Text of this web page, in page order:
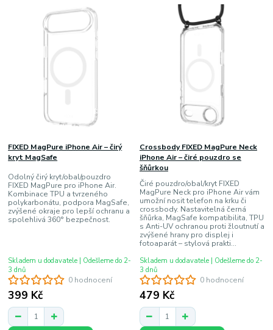
0 hodnocení
FIXED MagPure iPhone Air – čirý
kryt MagSafe
Odolný čirý kryt/obal/pouzdro
FIXED MagPure pro iPhone Air.
Kombinace TPU a tvrzeného
polykarbonátu, podpora MagSafe,
zvýšené okraje pro lepší ochranu a
spolehlivá 360° bezpečnost.
399 Kč
Skladem u dodavatele | Odešleme do 2-
3 dnů
0 hodnocení
Crossbody FIXED MagPure Neck
iPhone Air – čiré pouzdro se
šňůrkou
Čiré pouzdro/obal/kryt FIXED
MagPure Neck pro iPhone Air vám
umožní nosit telefon na krku či
crossbody. Nastavitelná černá
šňůrka, MagSafe kompatibilita, TPU
s Anti-UV ochranou proti žloutnutí a
zvýšené hrany pro displej i
fotoaparát – stylová prakti...
479 Kč
Skladem u dodavatele | Odešleme do 2-
3 dnů